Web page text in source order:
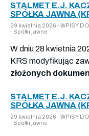
STALMET E.J.
SPÓŁKA JAWNA
29 kwietnia 2026 - WPISY
- Spółki jawne
W dniu 28 kwietnia
KRS modyfikując
złożonych
STALMET E.J.
SPÓŁKA JAWNA
29 kwietnia 2026 - WPISY
- Spółki jawne